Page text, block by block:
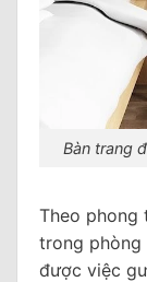
Bàn trang
Theo phong
trong phòng
được việc